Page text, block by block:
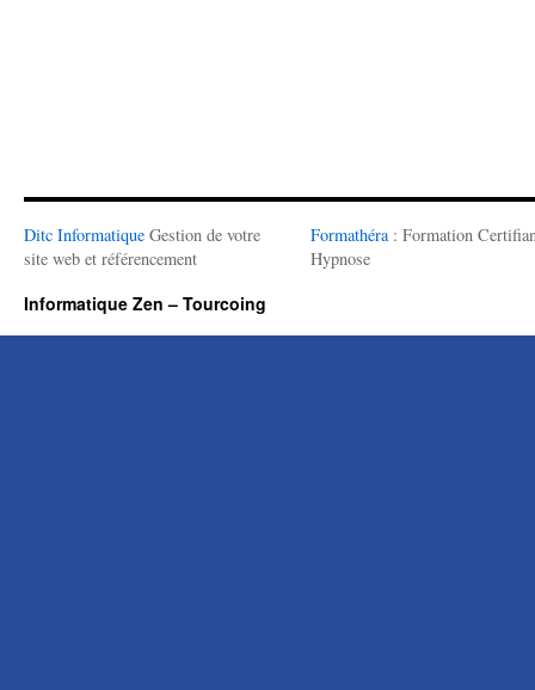
Ditc Informatique Gestion de votre
site web et référencement
Formathéra: Formation
Hypnose
Informatique Zen – Tourcoing